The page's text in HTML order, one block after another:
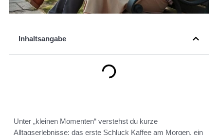
Inhaltsangabe
Unter „kleinen Momenten“ verstehst du kurze
Alltagserlebnisse: das erste Schluck Kaffee am Morgen, ein